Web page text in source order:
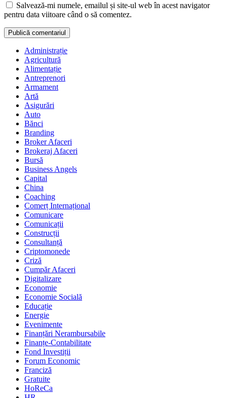
Salvează-mi numele, emailul și site-ul web în acest navigator
pentru data viitoare când o să comentez.
Administrație
Agricultură
Alimentație
Antreprenori
Armament
Artă
Asigurări
Auto
Bănci
Branding
Broker Afaceri
Brokeraj Afaceri
Bursă
Business Angels
Capital
China
Coaching
Comerț Internațional
Comunicare
Comunicații
Construcții
Consultanță
Criptomonede
Criză
Cumpăr Afaceri
Digitalizare
Economie
Economie Socială
Educație
Energie
Evenimente
Finanțări Nerambursabile
Finanțe-Contabilitate
Fond Investiții
Forum Economic
Franciză
Gratuite
HoReCa